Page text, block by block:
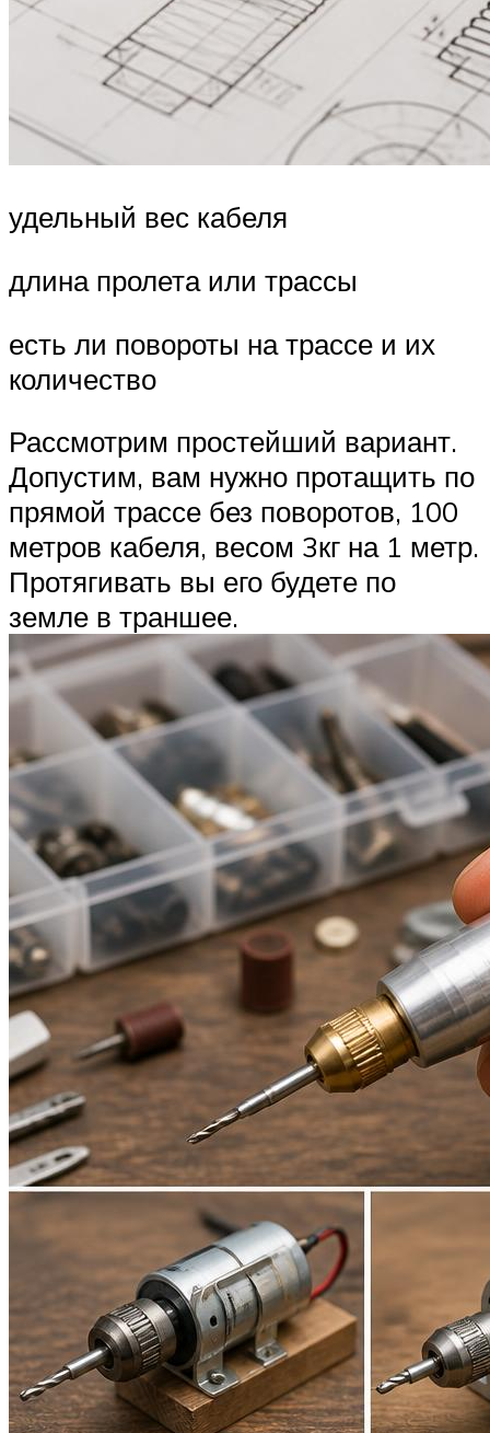
удельный вес кабеля
длина пролета или трассы
есть ли повороты на трассе и их
количество
Рассмотрим простейший вариант.
Допустим, вам нужно протащить по
прямой трассе без поворотов, 100
метров кабеля, весом 3кг на 1 метр.
Протягивать вы его будете по
земле в траншее.